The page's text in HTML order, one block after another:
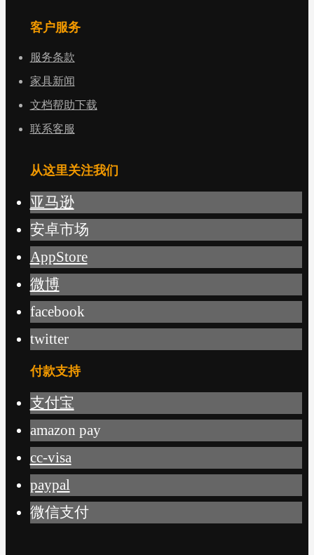
客户服务
服务条款
家具新闻
文档帮助下载
联系客服
从这里关注我们
亚马逊
安卓市场
AppStore
微博
facebook
twitter
付款支持
支付宝
amazon pay
cc-visa
paypal
微信支付